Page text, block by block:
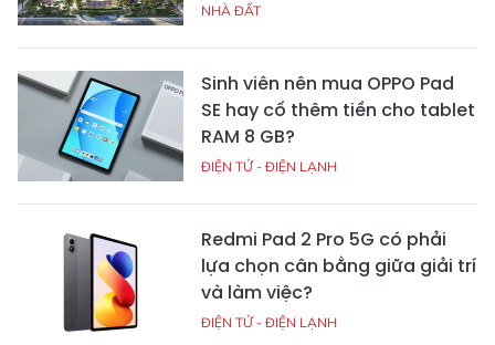
NHÀ ĐẤT
Sinh viên nên mua OPPO Pad
SE hay cố thêm tiền cho tablet
RAM 8 GB?
ĐIỆN TỬ - ĐIỆN LẠNH
Redmi Pad 2 Pro 5G có phải
lựa chọn cân bằng giữa giải trí
và làm việc?
ĐIỆN TỬ - ĐIỆN LẠNH